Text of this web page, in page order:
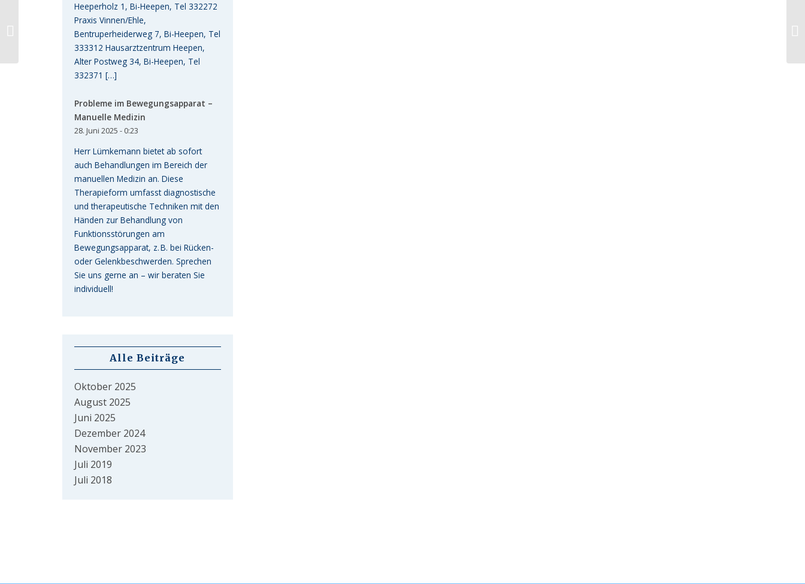
Heeperholz 1, Bi-Heepen, Tel 332272
Praxis Vinnen/Ehle,
Bentruperheiderweg 7, Bi-Heepen, Tel
333312 Hausarztzentrum Heepen,
Alter Postweg 34, Bi-Heepen, Tel
332371 […]
Probleme im Bewegungsapparat –
Manuelle Medizin
28. Juni 2025 - 0:23
Herr Lümkemann bietet ab sofort
auch Behandlungen im Bereich der
manuellen Medizin an. Diese
Therapieform umfasst diagnostische
und therapeutische Techniken mit den
Händen zur Behandlung von
Funktionsstörungen am
Bewegungsapparat, z. B. bei Rücken-
oder Gelenkbeschwerden. Sprechen
Sie uns gerne an – wir beraten Sie
individuell!
Alle Beiträge
Oktober 2025
August 2025
Juni 2025
Dezember 2024
November 2023
Juli 2019
Juli 2018
Umstellung auf E-
Rezept ab 4.12.23